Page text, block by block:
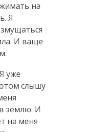
на
Я
И ваще
уже
слышу
землю. И
на меня